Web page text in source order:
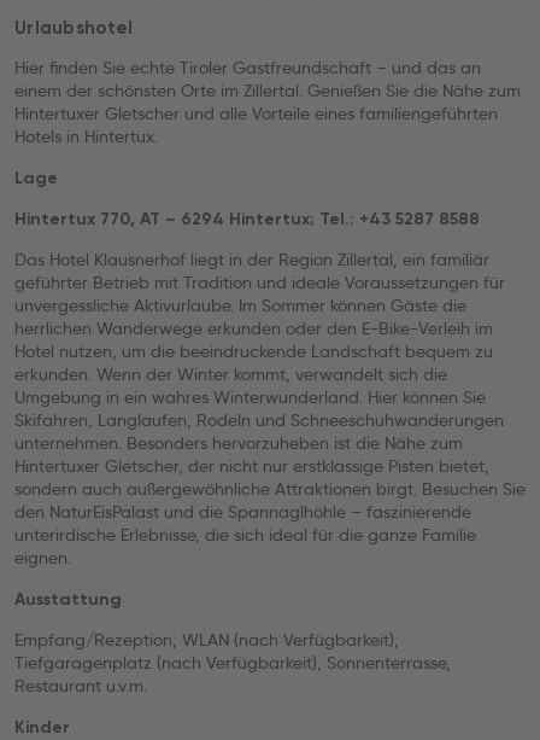
Urlaubshotel
Hier finden Sie echte Tiroler Gastfreundschaft – und das an
einem der schönsten Orte im Zillertal. Genießen Sie die Nähe zum
Hintertuxer Gletscher und alle Vorteile eines familiengeführten
Hotels in Hintertux.
Lage
Hintertux 770, AT – 6294 Hintertux; Tel.: +43 5287 8588
Das Hotel Klausnerhof liegt in der Region Zillertal, ein familiär
geführter Betrieb mit Tradition und ideale Voraussetzungen für
unvergessliche Aktivurlaube. Im Sommer können Gäste die
herrlichen Wanderwege erkunden oder den E-Bike-Verleih im
Hotel nutzen, um die beeindruckende Landschaft bequem zu
erkunden. Wenn der Winter kommt, verwandelt sich die
Umgebung in ein wahres Winterwunderland. Hier können Sie
Skifahren, Langlaufen, Rodeln und Schneeschuhwanderungen
unternehmen. Besonders hervorzuheben ist die Nähe zum
Hintertuxer Gletscher, der nicht nur erstklassige Pisten bietet,
sondern auch außergewöhnliche Attraktionen birgt. Besuchen Sie
den NaturEisPalast und die Spannaglhöhle – faszinierende
unterirdische Erlebnisse, die sich ideal für die ganze Familie
eignen.
Ausstattung
Empfang/Rezeption, WLAN (nach Verfügbarkeit),
Tiefgaragenplatz (nach Verfügbarkeit), Sonnenterrasse,
Restaurant u.v.m.
Kinder